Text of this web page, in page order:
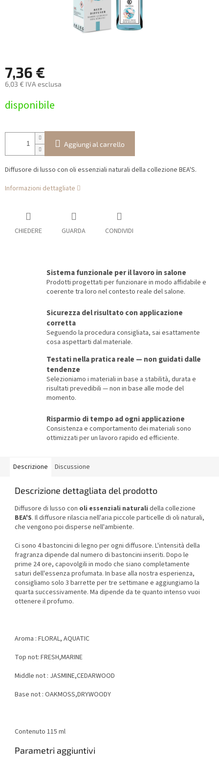
7,36 €
6,03 € IVA esclusa
della
disponibile
Aggiungi al carrello
Diffusore di lusso con oli essenziali naturali della collezione BEA'S.
Informazioni dettagliate
CHIEDERE GUARDA CONDIVIDI
Sistema funzionale per il lavoro in salone
Prodotti progettati per funzionare in modo affidabile e
coerente tra loro nel contesto reale del salone.
Sicurezza del risultato con applicazione
corretta
Seguendo la procedura consigliata, sai esattamente
cosa aspettarti dal materiale.
Testati nella pratica reale — non guidati dalle
tendenze
Selezioniamo i materiali in base a stabilità, durata e
risultati prevedibili — non in base alle mode del
momento.
Risparmio di tempo ad ogni applicazione
Consistenza e comportamento dei materiali sono
ottimizzati per un lavoro rapido ed efficiente.
Descrizione Discussione
Descrizione dettagliata del prodotto
Diffusore di lusso con oli essenziali naturali della collezione
BEA'S. Il diffusore rilascia nell'aria piccole particelle di oli naturali,
che vengono poi disperse nell'ambiente.
Ci sono 4 bastoncini di legno per ogni diffusore. L'intensità della
fragranza dipende dal numero di bastoncini inseriti. Dopo le
prime 24 ore, capovolgili in modo che siano completamente
saturi dell'essenza profumata. In base alla nostra esperienza,
consigliamo solo 3 barrette per tre settimane e aggiungiamo la
quarta successivamente. Ma dipende da te quanto intenso vuoi
ottenere il profumo.
Aroma : FLORAL, AQUATIC
Top not: FRESH,MARINE
Middle not : JASMINE,CEDARWOOD
Base not : OAKMOSS,DRYWOODY
Contenuto 115 ml
Parametri aggiuntivi